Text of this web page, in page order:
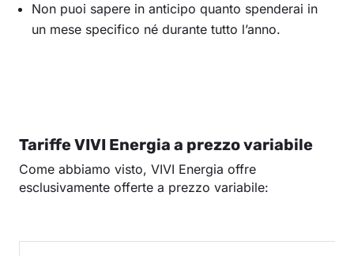
Non puoi sapere in anticipo quanto spenderai in
un mese specifico né durante tutto l’anno.
Tariffe VIVI Energia a prezzo variabile
Come abbiamo visto, VIVI Energia offre
esclusivamente offerte a prezzo variabile: